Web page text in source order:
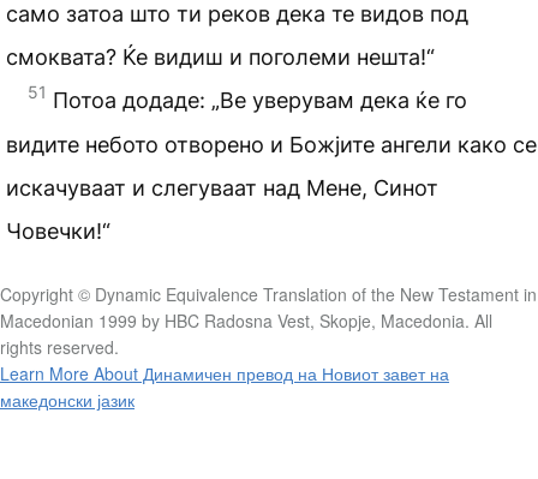
само затоа што ти реков дека те видов под
смоквата? Ќе видиш и поголеми нешта!“
51 Потоа додаде: „Ве уверувам дека ќе го
видите небото отворено и Божјите ангели како се
искачуваат и слегуваат над Мене, Синот
Човечки!“
Copyright © Dynamic Equivalence Translation of the New Testament in
Macedonian 1999 by HBC Radosna Vest, Skopje, Macedonia. All
rights reserved.
Learn More About Динамичен превод на Новиот завет на
македонски јазик